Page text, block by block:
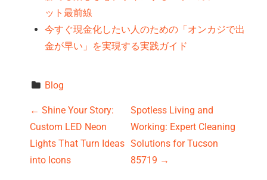
ット最前線
今すぐ現金化したい人のための「オンカジで出
金が早い」を実現する実践ガイド
Blog
P
o
s
← Shine Your Story:
Custom LED Neon
Lights That Turn Ideas
into Icons
Spotless Living and
Working: Expert Cleaning
Solutions for Tucson
85719 →